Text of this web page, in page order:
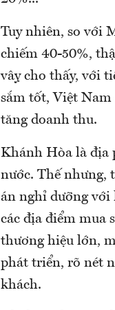
Tuy nhiên, so với
chiếm 40-50%,
vậy cho thấy, với
sắm tốt, Việt Nam
tăng doanh thu.
Khánh Hòa là địa
nước. Thế nhưng,
án nghỉ dưỡng với
các địa điểm mua
thương hiệu lớn,
phát triển, rõ nét
khách.